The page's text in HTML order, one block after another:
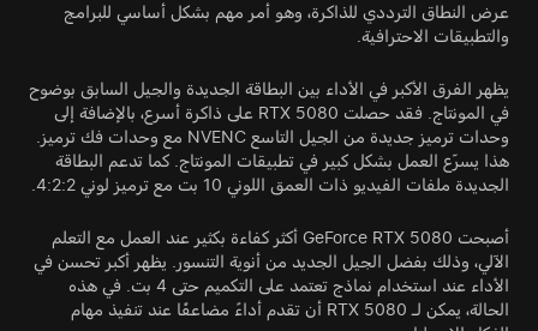
عرض النطاق الترددي للذاكرة، وهو أمر مهم بشكل أساسي للبرامج
والتطبيقات الاحترافية.
يظهر الفرق الأكبر في الأداء بين البطاقة الجديدة والجيل السابق بوضوح
في المونتاج. فقد حصلت RTX 5080 على ذاكرة أسرع، بالإضافة إلى
وحدات ترميز جديدة من الجيل التاسع NVENC مع وحدات فك ترميز.
هذا يسرّع العمل بشكل كبير في تطبيقات المونتاج. كما تدعم البطاقة
الجديدة ملفات الفيديو ذات العمق اللوني 10 بت مع ترميز لوني 4:2:2.
أصبحت GeForce RTX 5080 أكثر كفاءة بكثير عند العمل مع التعلم
الآلي، وذلك بفضل الجيل الجديد من أنوية التنسور. يظهر أكبر تحسن في
الأداء عند استخدام نماذج تعتمد على التكميم حتى 4 بت. في هذه
الحالة، يمكن لـ RTX 5080 أن تقدم أداءً مضاعفًا عند تنفيذ مهام